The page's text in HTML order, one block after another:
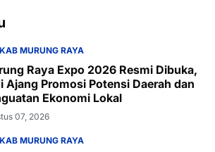
MURUNG RAYA
Raya Expo 2026 Resmi Dibuka,
Ajang Promosi Potensi Daerah dan
Ekonomi Lokal
07, 2026
MURUNG RAYA